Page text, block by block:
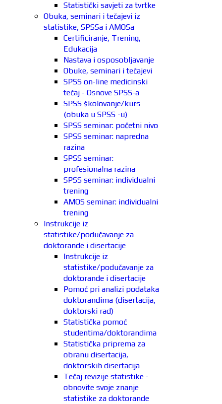
Statistički savjeti za tvrtke
Obuka, seminari i tečajevi iz
statistike, SPSSa i AMOSa
Certificiranje, Trening,
Edukacija
Nastava i osposobljavanje
Obuke, seminari i tečajevi
SPSS on-line medicinski
tečaj - Osnove SPSS-a
SPSS školovanje/kurs
(obuka u SPSS -u)
SPSS seminar: početni nivo
SPSS seminar: napredna
razina
SPSS seminar:
profesionalna razina
SPSS seminar: individualni
trening
AMOS seminar: individualni
trening
Instrukcije iz
statistike/podučavanje za
doktorande i disertacije
Instrukcije iz
statistike/podučavanje za
doktorande i disertacije
Pomoć pri analizi podataka
doktorandima (disertacija,
doktorski rad)
Statistička pomoć
studentima/doktorandima
Statistička priprema za
obranu disertacija,
doktorskih disertacija
Tečaj revizije statistike -
obnovite svoje znanje
statistike za doktorande